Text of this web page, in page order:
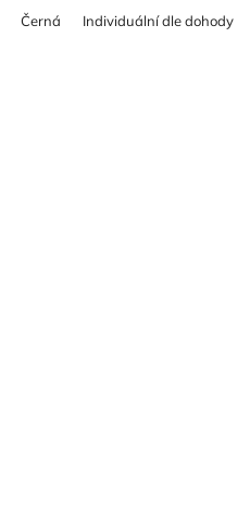
Černá Individuální dle dohody